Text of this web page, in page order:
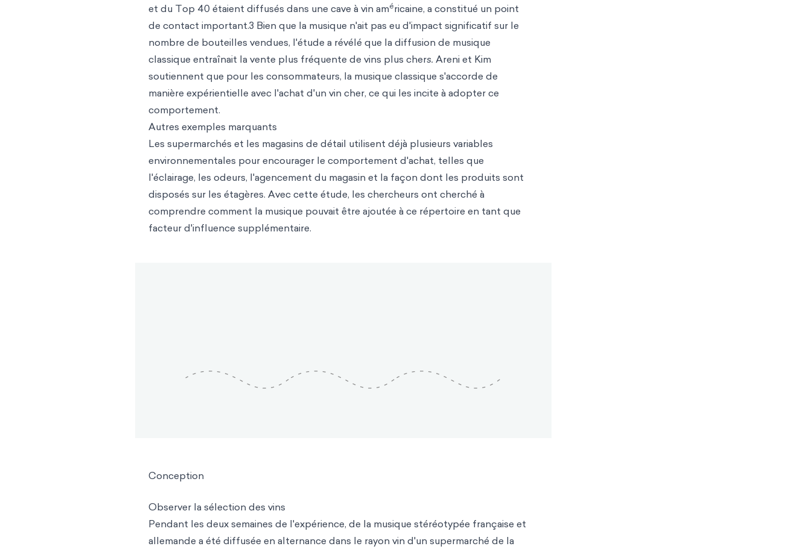
et du Top 40 étaient diffusés dans une cave à vin américaine, a constitué un point
de contact important.3 Bien que la musique n'ait pas eu d'impact significatif sur le
nombre de bouteilles vendues, l'étude a révélé que la diffusion de musique
classique entraînait la vente plus fréquente de vins plus chers.Areni et Kim
soutiennent que pour les consommateurs, la musique classique s'accorde de
manière expérientielle avec l'achat d'un vin cher, ce qui les incite à adopter ce
comportement.
Autres exemples marquants
Les supermarchés et les magasins de détail utilisent déjà plusieurs variables
environnementales pour encourager le comportement d'achat, telles que
l'éclairage, les odeurs, l'agencement du magasin et la façon dont les produits sont
disposés sur les étagères. Avec cette étude, les chercheurs ont cherché à
comprendre comment la musique pouvait être ajoutée à ce répertoire en tant que
facteur d'influence supplémentaire.
Conception
Observer la sélection des vins
Pendant les deux semaines de l'expérience, de la musique stéréotypée française et
allemande a été diffusée en alternance dans le rayon vin d'un supermarché de la